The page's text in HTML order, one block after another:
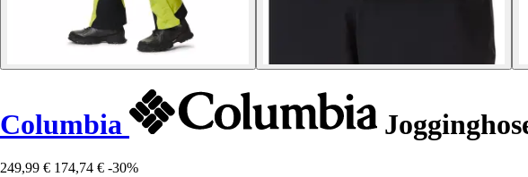
Columbia
249,99 € 174,74 € -30%